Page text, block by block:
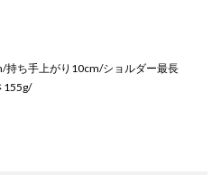
持ち手上がり10cm/ショルダー最長
155g/